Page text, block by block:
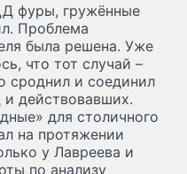
фуры, гружённые
Проблема
была решена. Уже
что тот случай –
сроднил и соединил
действовавших.
для столичного
на протяжении
у Лавреева и
по анализу